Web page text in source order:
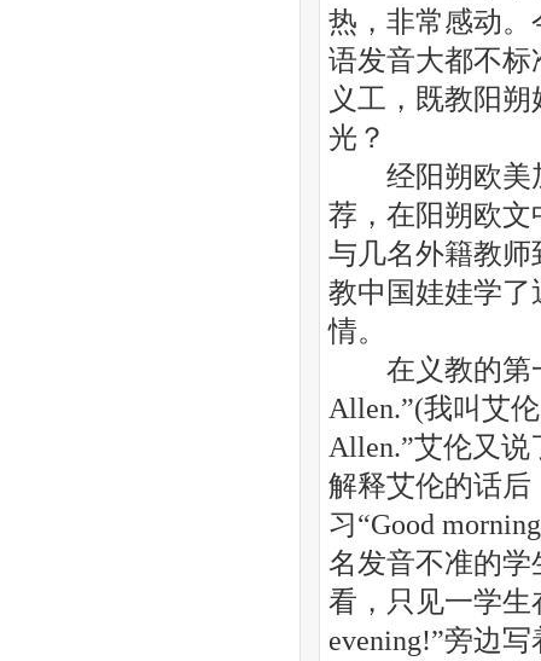
热，非常感动
语发音大都不
义工，既教阳
光？
经阳朔欧美加
荐，在阳朔欧
与几名外籍教师
教中国娃娃学
情。
在义教的第一
Allen.”(我叫艾
Allen.”艾伦又
解释艾伦的话
习“Good
名发音不准的
看，只见一学生
evening!”旁边